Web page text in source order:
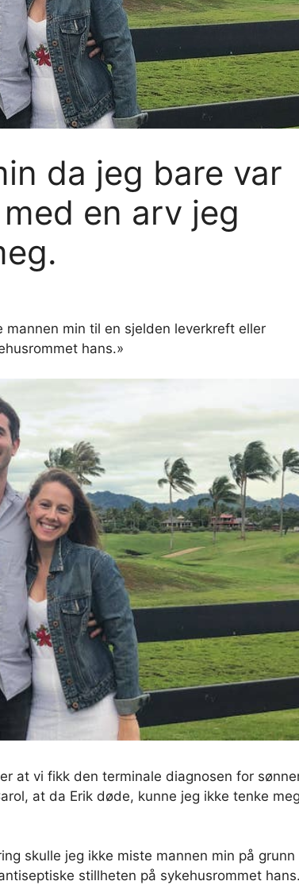
da jeg bare var
en arv jeg
min til en sjelden leverkreft eller
hans.»
at vi fikk den terminale diagnosen for
at da Erik døde, kunne jeg ikke tenke meg
skulle jeg ikke miste mannen min på grunn
stillheten på sykehusrommet